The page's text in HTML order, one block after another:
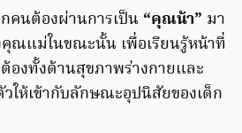
คนต้องผ่านการเป็น “คุณน้า” มา
ณแม่ในขณะนั้น เพื่อเรียนรู้หน้าที่
องทั้งด้านสุขภาพร่างกายและ
ให้เข้ากับลักษณะอุปนิสัยของเด็ก